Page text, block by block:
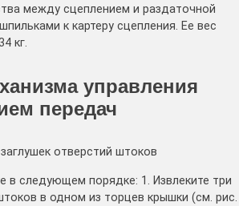
между сцеплением и раздаточной
к картеру сцепления. Ее вес
кг.
управления
передач
отвеpстий штоков
в следующем порядке: 1. Извлеките три
в одном из торцев крышки (см. рис.